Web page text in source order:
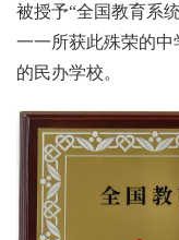
被授予“全国教育系
一一所获此殊荣的
的民办学校。